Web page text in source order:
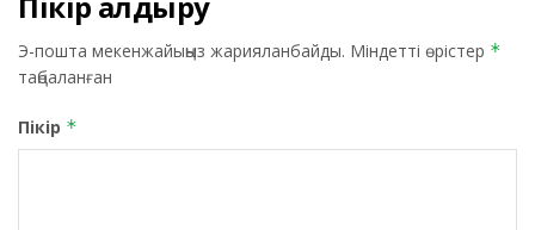
Э-пошта мекенжайыңыз жарияланбайды. Міндетті өрістер *
таңбаланған
Пікір *